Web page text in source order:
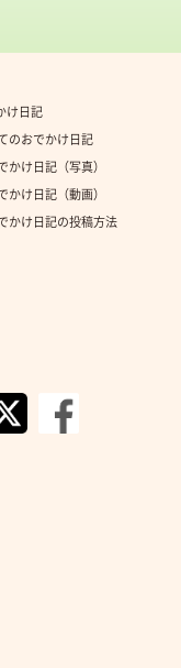
け日記
のおでかけ日記
かけ日記（写真）
かけ日記（動画）
かけ日記の投稿方法